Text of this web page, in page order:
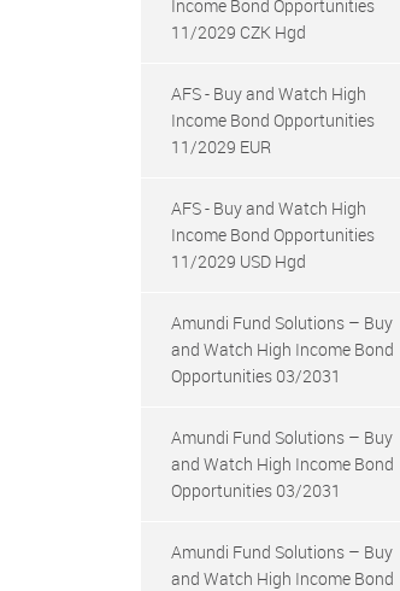
Income Bond Opportunities
11/2029 CZK Hgd
AFS - Buy and Watch High
Income Bond Opportunities
11/2029 EUR
AFS - Buy and Watch High
Income Bond Opportunities
11/2029 USD Hgd
Amundi Fund Solutions – Buy
and Watch High Income Bond
Opportunities 03/2031
Amundi Fund Solutions – Buy
and Watch High Income Bond
Opportunities 03/2031
Amundi Fund Solutions – Buy
and Watch High Income Bond